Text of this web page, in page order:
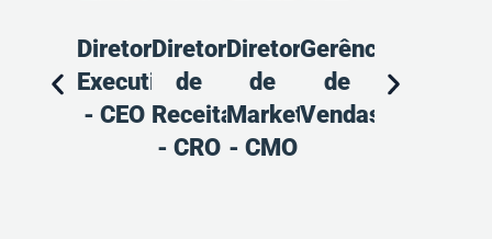
Diretoria
Executiva
- CEO
Diretoria
de
Receitas
- CRO
Diretoria
de
Marketing
- CMO
Gerência
de
Vendas
de